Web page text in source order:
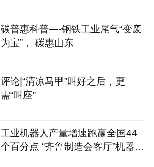
碳普惠科普—-钢铁工业尾气“变废
为宝”， 碳惠山东
评论|“清凉马甲”叫好之后，更
需“叫座”
工业机器人产量增速跑赢全国44
个百分点 “齐鲁制造会客厅”机器人